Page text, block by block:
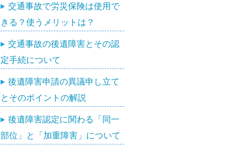
交通事故で労災保険は使用で
きる？使うメリットは？
交通事故の後遺障害とその認
定手続について
後遺障害申請の異議申し立て
とそのポイントの解説
後遺障害認定に関わる「同一
部位」と「加重障害」について